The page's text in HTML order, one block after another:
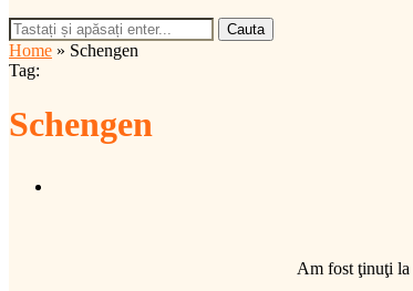
Cauta
Home » Schengen
Tag:
Schengen
Am fost ţinuţi la